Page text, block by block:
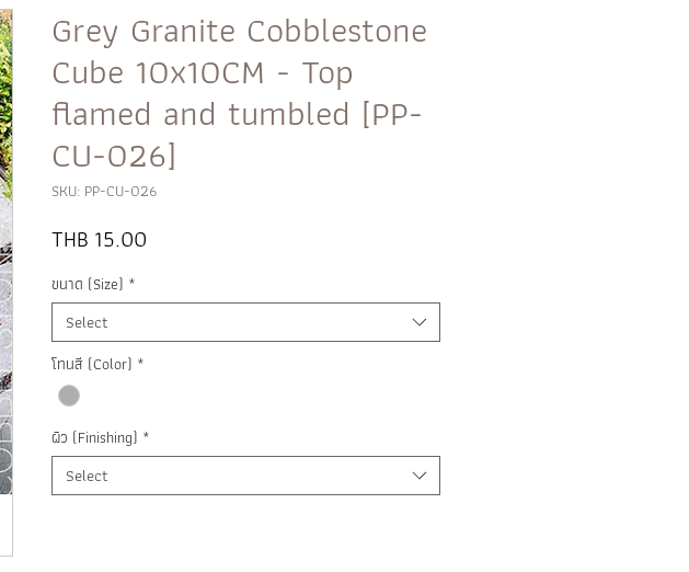
Grey Granite Cobblestone
Cube 10x10CM - Top
flamed and tumbled [PP-
CU-026]
SKU: PP-CU-026
THB 15.00
ขนาด (Size) *
Select
โทนสี (Color) *
ผิว (Finishing) *
Select